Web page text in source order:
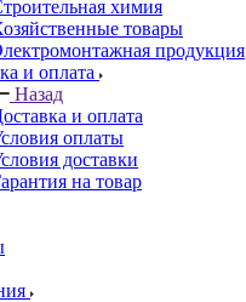
химия
товары
продукция
и оплата
Назад
и оплата
оплаты
доставки
на товар